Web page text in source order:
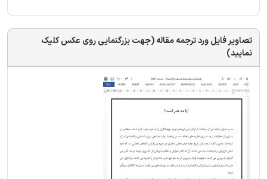
تصاویر فایل ورد ترجمه مقاله (جهت بزرگنمایی روی عکس کلیک
نمایید)